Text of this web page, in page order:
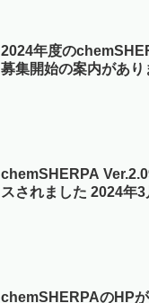
2024年度の
募集開始の案内があり
chemSHERPA
スされました 2024年3
chemSHERPAのHP